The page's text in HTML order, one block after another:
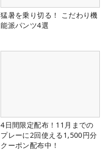
猛暑を乗り切る！ こだわり機
能派パンツ4選
4日間限定配布！11月までの
プレーに2回使える1,500円分
クーポン配布中！